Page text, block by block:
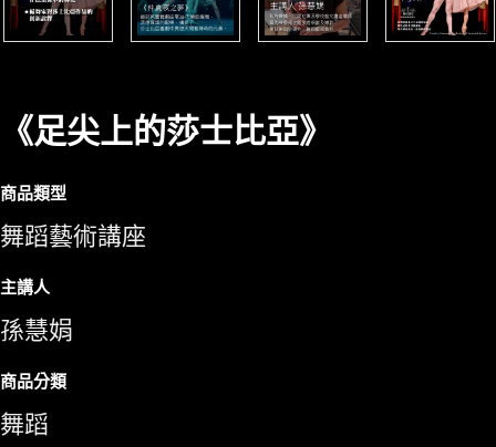
《足尖上的莎士比亞》
商品類型
舞蹈藝術講座
主講人
孫慧娟
商品分類
舞蹈